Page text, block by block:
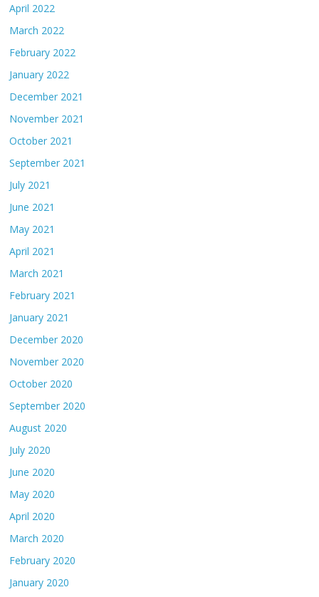
April 2022
March 2022
February 2022
January 2022
December 2021
November 2021
October 2021
September 2021
July 2021
June 2021
May 2021
April 2021
March 2021
February 2021
January 2021
December 2020
November 2020
October 2020
September 2020
August 2020
July 2020
June 2020
May 2020
April 2020
March 2020
February 2020
January 2020